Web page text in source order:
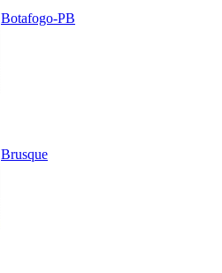
Botafogo-PB
Brusque